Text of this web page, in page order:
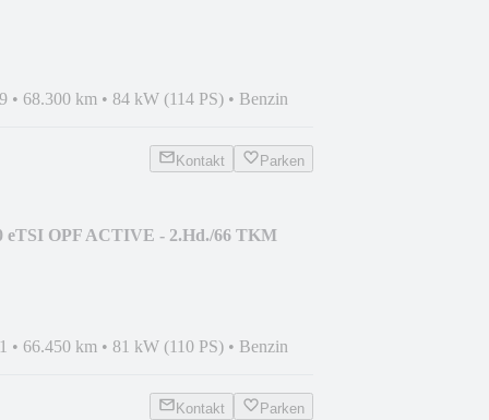
• 68.300 km • 84 kW (114 PS) • Benzin
Kontakt Parken
eTSI OPF ACTIVE - 2.Hd./66 TKM
• 66.450 km • 81 kW (110 PS) • Benzin
Kontakt Parken